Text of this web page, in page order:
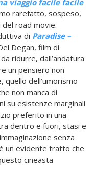
viaggio facile facile
rarefatto, sospeso,
del road movie.
di Paradise –
Degan, film di
ridurre, dall’andatura
un pensiero non
quello dell’umorismo
non manca di
su esistenze marginali
preferito in una
dentro e fuori, stasi e
senza
un evidente tratto che
cineasta